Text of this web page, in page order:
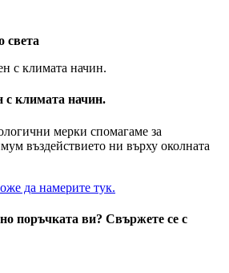
света
с климата начин.
мерки спомагаме за
въздействието ни върху околната
да намерите тук.
поръчката ви? Свържете се с